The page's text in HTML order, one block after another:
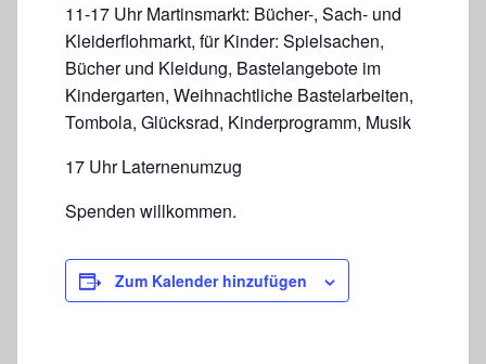
11-17 Uhr Martinsmarkt: Bücher-, Sach- und
Kleiderflohmarkt, für Kinder: Spielsachen,
Bücher und Kleidung, Bastelangebote im
Kindergarten, Weihnachtliche Bastelarbeiten,
Tombola, Glücksrad, Kinderprogramm, Musik
17 Uhr Laternenumzug
Spenden willkommen.
Zum Kalender hinzufügen